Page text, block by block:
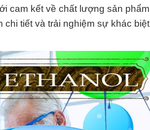
cam kết về chất lượng sản phẩm
chi tiết và trải nghiệm sự khác biệt